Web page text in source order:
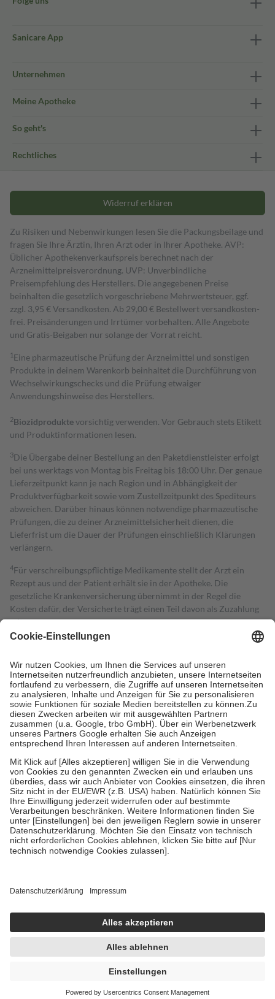
Sanicare App
Unternehmen
Meine Apotheke
So geht's
Rechtliches
Widerruf erklären
Zu Risiken und Nebenwirkungen lesen Sie die Packungsbeilage und
fragen Sie Ihre Ärztin, Ihren Arzt oder in Ihrer Apotheke. AVP:
Üblicher Apothekenverkaufspreis berechnet nach der
Arzneimittelpreisverordnung. UVP: Unverbindliche
Preisempfehlung des Herstellers. Die angegebenen Preise
beinhalten die gesetzlich vorgeschriebene Mehrwertsteuer, ggf.
zzgl. 3,95 € Versandkosten. Ab 29,00 € Bestell­wert versand­kosten­
frei. Preisänderungen und Irrtümer vorbehalten. Alle Angebote
und Gratis-Beigaben nur solange der Vorrat reicht.
1 Eine pharmazeutische Prüfung der Arzneimittel und sonstigen
Produkte in deinem Warenkorb beinhaltet die Durchführung von
Wechselwirkungschecks und die Prüfung etwaiger
Anwendungshinweise des Herstellers.
2Biozidproduktevorsichtig verwenden. Vor Gebrauch stets Etikett
und Produktinformationen lesen.
3Die Übergabe deiner Bestellung an den Paketdienstleister erfolgt
bei uns werktags von Montag bis Freitag bis 18:00 Uhr. Der genaue
Lieferzeitpunkt kann je nach Region und in Abhängigkeit der
Produktverfügbarkeit sowie vom Zustellzeitpunkt des Spediteurs
abweichen. Darüber hinaus können notwendige pharmazeutische
Prüfungen, die zu deiner Arzneimittelsicherheit dienen, die
Lieferfrist um die Dauer der Prüfungen einschließlich Klärungen
verlängern.
4Für verschreibungspflichtige Medikamente stellt der Arzt ein
Rezept aus und der Patient erhält sie in der Apotheke. Die
gesetzliche Krankenversicherung übernimmt in der Regel die
Kosten dafür, der Versicherte trägt einen Teil davon als Zuzahlung
mit.
Grundsätzlich leisten Mitglieder Zuzahlungen in Höhe von zehn
höchstens zehn Euro.
Es sind jedoch nie mehr als die tatsächlichen
Kosten der Leistung zu entrichten.
Diese Regeln gelten grundsätzlich auch für Online-Apotheken.
Bei Heilmitteln und häuslicher Krankenpflege beträgt die
Zuzahlung zehn Prozent der Kosten sowie zehn Euro je
Verordnung.
Um das Engagement der Versicherten für ihre eigene Gesundheit zu
stärken und die besondere Stellung der Familie zu unterstützen,
fallenkeine Zuzahlungenan bei:
• Kindern und Jugendlichen bis zum vollendeten 18. Lebensjahr
mit Ausnahme der Fahrkosten
• Untersuchungen zur Vorsorge und Früherkennung, die von der
GKV getragen werden
• empfohlenen Schutzimpfungen
• Harn- und Blutteststreifen
getroffen, um sicherzustellen, dass es sich um echte Bewertungen
https://help.etrusted.com/hc/de/articles/4419944605341
Einige Bilder und Inhalte wurden unter Zuhilfenahme künstlicher